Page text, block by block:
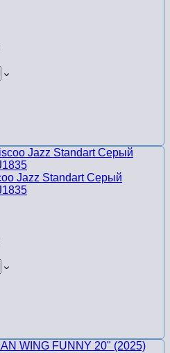
Jazz Standart Серый